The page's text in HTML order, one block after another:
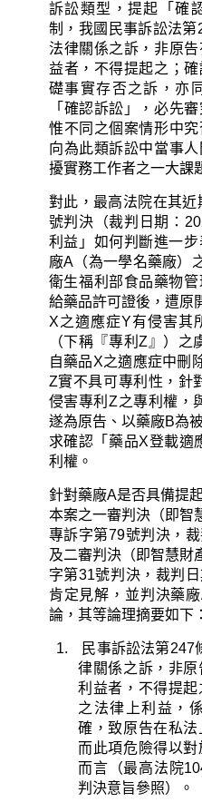
訴訟類型，提起「確
制，我國民事訴訟法第
法律關係之訴，非原
益者，不得提起之；
礎事實存否之訴，亦
「確認訴訟」，必先
惟不同之個案情形中
向為此類訴訟中當事
擾實務工作者之一大課
對此，最高法院在其近
號判決（裁判日期：
利益」如何判斷進一
廠A （為一學名藥廠）
衛生福利部食品藥物
給藥品許可證後，遭原
X之適應症Y有侵害其
（下稱『專利Z 』）之
自藥品X之適應症中刪
Z實不具可專利性，針
侵害專利Z之專利權，
遂為原告、以藥廠B為
求確認「藥品X登載適
利權。
針對藥廠A是否具備提
本案之一審判決（即智
專訴字第79號判決，裁
及二審判決（即智慧財
字第31號判決，裁判日
肯定見解，並判決藥廠
論，其等論理摘要如下：
1. 民事訴訟法第247
律關係之訴，非
利益者，不得提
之法律上利益，
確，致原告在私法
而此項危險得以
而言（最高法院
判決意旨參照）。